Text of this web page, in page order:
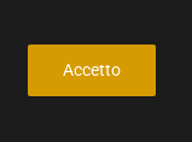
Privacy policy
Accetto